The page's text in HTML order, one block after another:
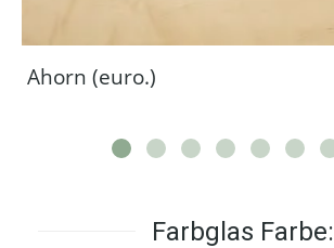
Ahorn (euro.)
Farbglas Farbe: